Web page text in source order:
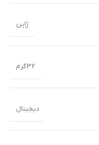
ژاپن
32گرم
دیجیتال